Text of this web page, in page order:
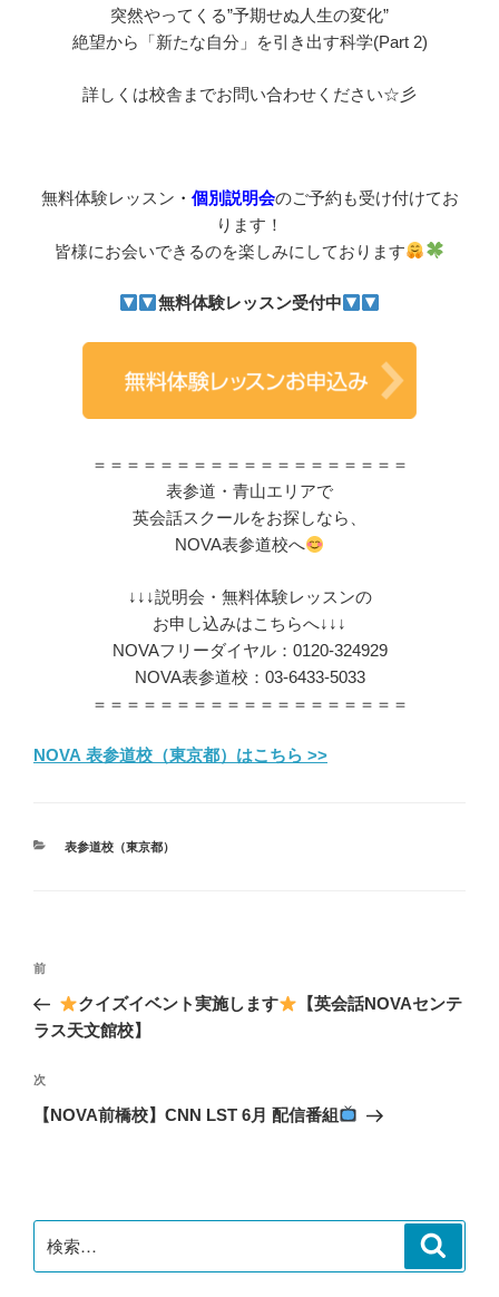
突然やってくる”予期せぬ人生の変化”
絶望から「新たな自分」を引き出す科学(Part 2)
詳しくは校舎までお問い合わせください☆彡
無料体験レッスン ・ 個別説明会のご予約も受け付けてお
ります！
皆様にお会いできるのを楽しみにしております
無料体験レッスン受付中
＝＝＝＝＝＝＝＝＝＝＝＝＝＝＝＝＝＝＝
表参道・青山エリアで
英会話スクールをお探しなら、
NOVA表参道校へ
↓↓↓説明会・無料体験レッスンの
お申し込みはこちらへ↓↓↓
NOVAフリーダイヤル：0120-324929
NOVA表参道校：03-6433-5033
＝＝＝＝＝＝＝＝＝＝＝＝＝＝＝＝＝＝＝
NOVA 表参道校（東京都）はこちら >>
カ
表参道校（東京都）
投
ナ
ゲ
ー
前
の
投
前
クイズイベント実施します
【英会話NOVAセンテ
ラス天文館校】
次
の
次
【NOVA前橋校】CNN LST 6月 配信番組
索: